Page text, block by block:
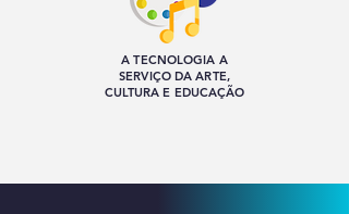
A TECNOLOGIA A
SERVIÇO DA ARTE,
CULTURA E EDUCAÇÃO